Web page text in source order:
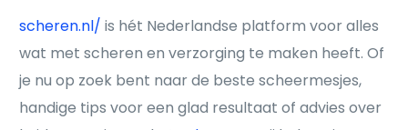
scheren.nl/ is hét Nederlandse platform voor alles
wat met scheren en verzorging te maken heeft. Of
je nu op zoek bent naar de beste scheermesjes,
handige tips voor een glad resultaat of advies over